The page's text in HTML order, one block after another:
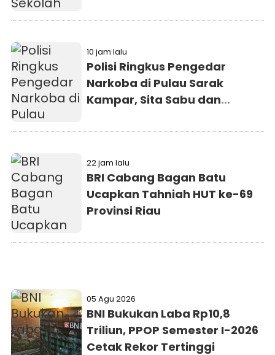
10 jam lalu
Polisi Ringkus Pengedar
Narkoba di Pulau Sarak
Kampar, Sita Sabu dan
22 jam lalu
BRI Cabang Bagan Batu
Ucapkan Tahniah HUT ke-69
Provinsi Riau
05 Agu 2026
BNI Bukukan Laba Rp10,8
Triliun, PPOP Semester I-2026
Cetak Rekor Tertinggi